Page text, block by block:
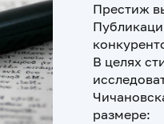
Престиж
В целях
размере: